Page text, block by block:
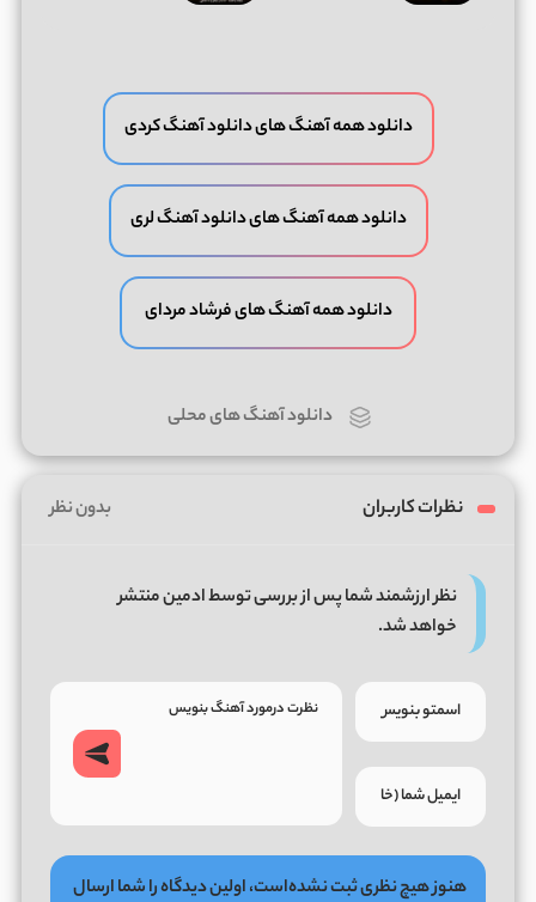
دانلود همه آهنگ های دانلود آهنگ کردی
دانلود همه آهنگ های دانلود آهنگ لری
دانلود همه آهنگ های فرشاد مردای
دانلود آهنگ های محلی
نظرات کاربران بدون نظر
نظر ارزشمند شما پس از بررسی توسط ادمین منتشر
خواهد شد.
هنوز هیچ نظری ثبت نشده‌است، اولین دیدگاه را شما ارسال